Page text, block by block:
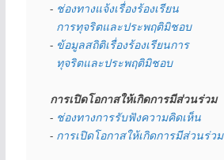
- ช่องทางแจ้งเรื่องร้องเรียน
  การทุจริตและประพฤติมิชอบ
- ข้อมูลสถิติเรื่องร้องเรียนการ
  ทุจริตและประพฤติมิชอบ
การเปิดโอกาสให้เกิดการมีส่วนร่วม
- ช่องทางการรับฟังความคิดเห็น
- การเปิดโอกาสให้เกิดการมีส่วนร่วม